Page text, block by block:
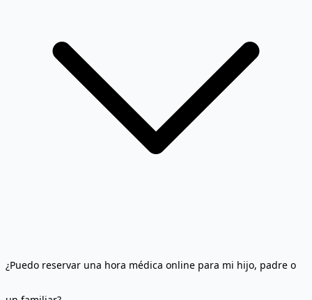
¿Puedo reservar una hora médica online para mi hijo, padre o